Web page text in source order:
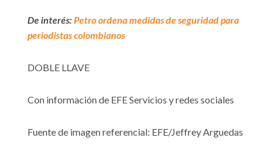
De interés:Petro ordena medidas de seguridad para
periodistas colombianos
DOBLE LLAVE
Con información de EFE Servicios y redes sociales
Fuente de imagen referencial: EFE/Jeffrey Arguedas